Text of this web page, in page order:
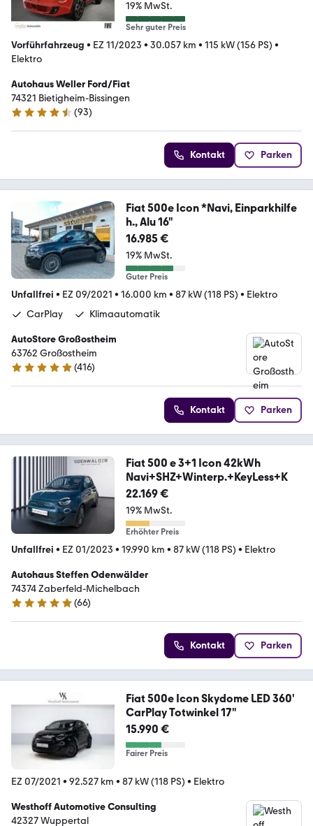
19% MwSt.
Sehr guter Preis
Vorführfahrzeug • EZ 11/2023 • 30.057 km • 115 kW (156 PS) •
Elektro
Autohaus Weller Ford/Fiat
74321 Bietigheim-Bissingen
4.6 Sterne
(93)
Kontakt Parken
Fiat 500e Icon *Navi, Einparkhilfe
h., Alu 16"
16.985 €
19% MwSt.
Guter Preis
Unfallfrei • EZ 09/2021 • 16.000 km • 87 kW (118 PS) • Elektro
CarPlay
Klimaautomatik
AutoStore Großostheim
63762 Großostheim
5 Sterne
(416)
Kontakt Parken
Fiat 500 e 3+1 Icon 42kWh
Navi+SHZ+Winterp.+KeyLess+K
22.169 €
19% MwSt.
Erhöhter Preis
Unfallfrei • EZ 01/2023 • 19.990 km • 87 kW (118 PS) • Elektro
Autohaus Steffen Odenwälder
74374 Zaberfeld-Michelbach
5 Sterne
(66)
Kontakt Parken
Fiat 500e Icon Skydome LED 360'
CarPlay Totwinkel 17"
15.990 €
Fairer Preis
EZ 07/2021 • 92.527 km • 87 kW (118 PS) • Elektro
Westhoff Automotive Consulting
42327 Wuppertal